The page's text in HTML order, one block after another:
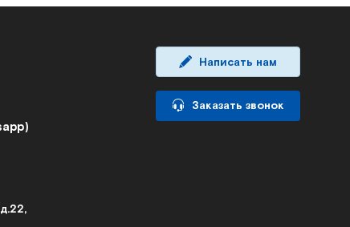
Написать нам
Заказать звонок